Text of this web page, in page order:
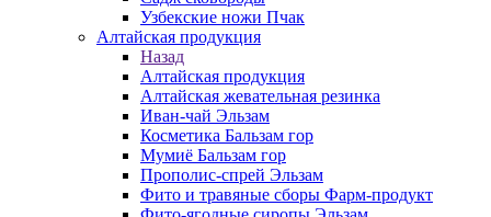
Узбекские ножи Пчак
Алтайская продукция
Назад
Алтайская продукция
Алтайская жевательная резинка
Иван-чай Эльзам
Косметика Бальзам гор
Мумиё Бальзам гор
Прополис-спрей Эльзам
Фито и травяные сборы Фарм-продукт